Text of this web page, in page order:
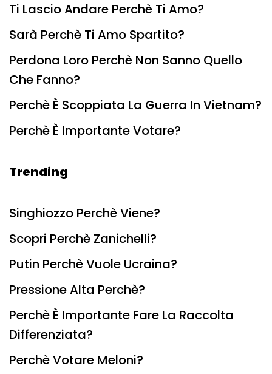
Ti Lascio Andare Perchè Ti Amo?
Sarà Perchè Ti Amo Spartito?
Perdona Loro Perchè Non Sanno Quello
Che Fanno?
Perchè È Scoppiata La Guerra In Vietnam?
Perchè È Importante Votare?
Trending
Singhiozzo Perchè Viene?
Scopri Perchè Zanichelli?
Putin Perchè Vuole Ucraina?
Pressione Alta Perchè?
Perchè È Importante Fare La Raccolta
Differenziata?
Perchè Votare Meloni?